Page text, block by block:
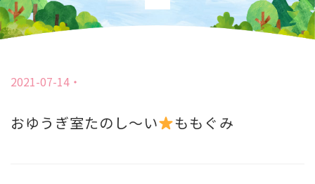
2021-07-14
おゆうぎ室たのし〜い ももぐみ